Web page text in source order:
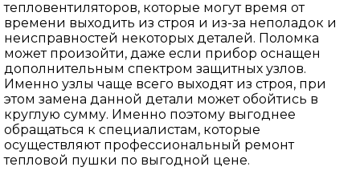
тепловентиляторов, которые могут время от
времени выходить из строя и из-за неполадок и
неисправностей некоторых деталей. Поломка
может произойти, даже если прибор оснащен
дополнительным спектром защитных узлов.
Именно узлы чаще всего выходят из строя, при
этом замена данной детали может обойтись в
круглую сумму. Именно поэтому выгоднее
обращаться к специалистам, которые
осуществляют профессиональный ремонт
тепловой пушки по выгодной цене.